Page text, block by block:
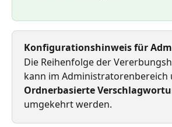
Konfigurationshinweis für
Die Reihenfolge der
kann im Administratorenbereich
Ordnerbasierte
umgekehrt werden.